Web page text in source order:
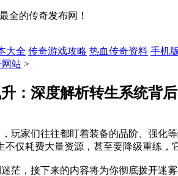
全的传奇发布网！
大全 传奇游戏攻略 热血传奇资料 手机
网站 >
：深度解析转生系统背
玩家们往往都盯着装备的品阶、强
不仅耗费大量资源，甚至要降级重练，
茫，接下来的内容将为你彻底拨开迷